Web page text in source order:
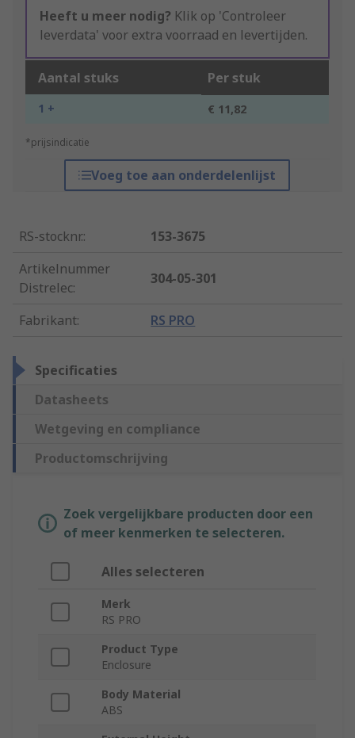
Heeft u meer nodig? Klik op 'Controleer
leverdata' voor extra voorraad en levertijden.
Aantal stuks Per stuk
1 + € 11,82
*prijsindicatie
Voeg toe aan onderdelenlijst
RS-stocknr.:
153-3675
Artikelnummer
Distrelec:
304-05-301
Fabrikant: RS PRO
Specificaties
Datasheets
Wetgeving en compliance
Productomschrijving
Zoek vergelijkbare producten door een
of meer kenmerken te selecteren.
Alles selecteren
Merk
RS PRO
Product Type
Enclosure
Body Material
ABS